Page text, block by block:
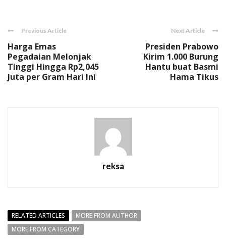
Previous Article
Harga Emas
Pegadaian Melonjak
Tinggi Hingga Rp2,045
Juta per Gram Hari Ini
Next Article
Presiden Prabowo
Kirim 1.000 Burung
Hantu buat Basmi
Hama Tikus
reksa
RELATED ARTICLES
MORE FROM AUTHOR
MORE FROM CATEGORY